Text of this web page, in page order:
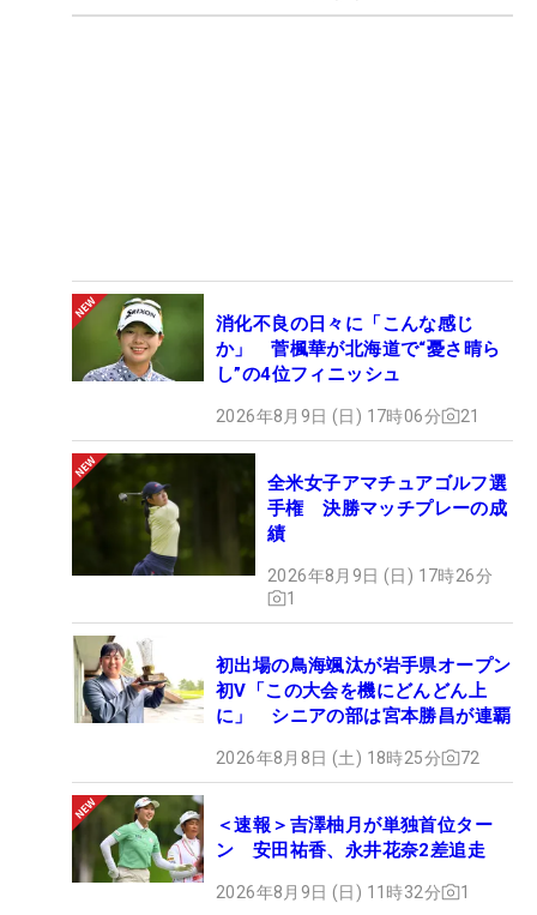
消化不良の日々に「こんな感じ
か」 菅楓華が北海道で“憂さ晴ら
し”の4位フィニッシュ
2026年8月9日 (日) 17時06分 21
全米女子アマチュアゴルフ選
手権 決勝マッチプレーの成
績
2026年8月9日 (日) 17時26分
1
初出場の鳥海颯汰が岩手県オープン
初V「この大会を機にどんどん上
に」 シニアの部は宮本勝昌が連覇
2026年8月8日 (土) 18時25分 72
＜速報＞吉澤柚月が単独首位ター
ン 安田祐香、永井花奈2差追走
2026年8月9日 (日) 11時32分 1